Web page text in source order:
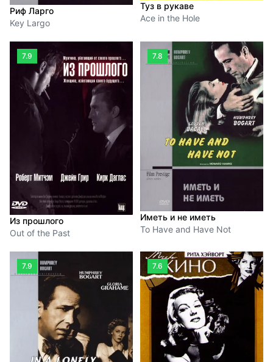
Риф Ларго
Key Largo
Туз в рукаве
Ace in the Hole
7.9
Из прошлого
Out of the Past
7.8
Иметь и не иметь
To Have and Have Not
7.9 7.6